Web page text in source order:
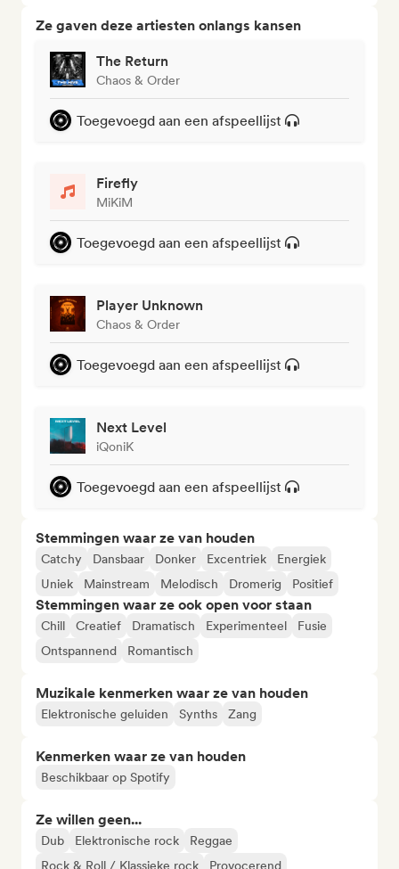
Ze gaven deze artiesten onlangs kansen
The Return
Chaos & Order
Toegevoegd aan een afspeellijst
Firefly
MiKiM
Toegevoegd aan een afspeellijst
Player Unknown
Chaos & Order
Toegevoegd aan een afspeellijst
Next Level
iQoniK
Toegevoegd aan een afspeellijst
Stemmingen waar ze van houden
Catchy Dansbaar Donker Excentriek
Energiek
Uniek
Mainstream Melodisch Dromerig Positief
Stemmingen waar ze ook open voor staan
Chill Creatief Dramatisch Experimenteel
Fusie
Ontspannend
Romantisch
Muzikale kenmerken waar ze van houden
Elektronische geluiden Synths Zang
Kenmerken waar ze van houden
Beschikbaar op Spotify
Ze willen geen...
Dub Elektronische rock
Reggae
Rock & Roll / Klassieke rock
Provocerend